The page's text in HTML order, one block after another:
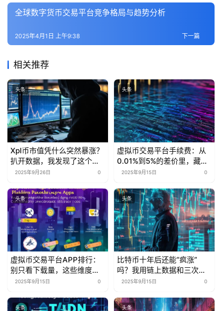
全球数字货币交易平台竞争格局与趋势分析
下一篇
2025年4月1日 上午9:38
相关推荐
头条
Xpl币市值凭什么突然暴涨？
扒开数据，我发现了这个行
业秘密
2025年9月26日 0
头条
虚拟币交易平台手续费：从
0.01%到5%的差价里，藏着
多少被忽略的省钱密码？
2025年9月15日 0
头条
虚拟币交易平台APP排行：
别只看下载量，这些维度才
是“真·核心指标”
2025年9月15日 0
头条
比特币十年后还能“疯涨”
吗？我用链上数据和三次抄
底经历告诉你
2025年9月15日 0
头条 头条